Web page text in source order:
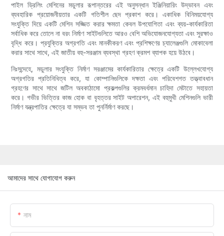
পাইল ড্রিলিং মেশিনের মডুলার রূপান্তরের এই অনুসন্ধান ইঞ্জিনিয়ারিং উদ্ভাবন এবং
ব্যবহারিক প্রয়োজনীয়তার একটি গতিশীল ছেদ প্রকাশ করে। একাধিক বিনিময়যোগ্য
সংযুক্তি দিয়ে একটি মেশিন সজ্জিত করার ক্ষমতা কেবল উপযোগিতা এবং ব্যয়-কার্যকারিতা
সর্বাধিক করে তোলে না বরং নির্মাণ সাইটগুলিতে আরও বেশি অভিযোজনযোগ্যতা এবং সুরক্ষাও
বৃদ্ধি করে। প্রযুক্তির অগ্রগতি এবং মানকীকরণ এবং প্রশিক্ষণের চ্যালেঞ্জগুলি মোকাবেলা
করার সাথে সাথে, এই জাতীয় বহু-সরঞ্জাম ব্যবস্থা গ্রহণ ক্রমশ ব্যাপক হয়ে উঠবে।
নিঃসন্দেহে, মডুলার সংযুক্তি নির্মাণ সরঞ্জামের কার্যকারিতার ক্ষেত্রে একটি উল্লেখযোগ্য
অগ্রগতির প্রতিনিধিত্ব করে, যা কোম্পানিগুলিকে দক্ষতা এবং পরিবেশগত তত্ত্বাবধান
গ্রহণের সাথে সাথে জটিল অবকাঠামো প্রকল্পগুলির ক্রমবর্ধমান চাহিদা মেটাতে সহায়তা
করে। গভীর ভিত্তির কাজ হোক বা বৃহত্তর সাইট অপারেশন, এই বহুমুখী মেশিনগুলি ভারী
নির্মাণ যন্ত্রপাতির ক্ষেত্রে যা সম্ভব তা পুনর্নির্মাণ করছে।
আমাদের সাথে যোগাযোগ করুন
নাম